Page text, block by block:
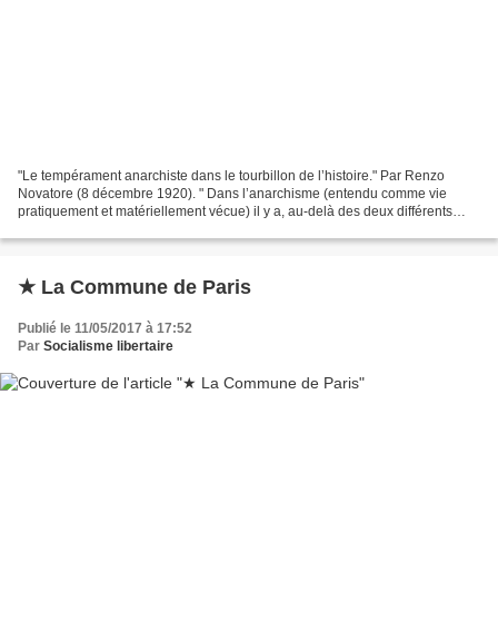
"Le tempérament anarchiste dans le tourbillon de l’histoire." Par Renzo
Novatore (8 décembre 1920). " Dans l’anarchisme (entendu comme vie
pratiquement et matériellement vécue) il y a, au-delà des deux différents
★ La Commune de Paris
Publié le 11/05/2017 à 17:52
Par Socialisme libertaire